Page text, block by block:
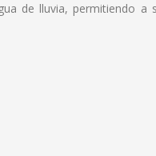
de lluvia, permitiendo